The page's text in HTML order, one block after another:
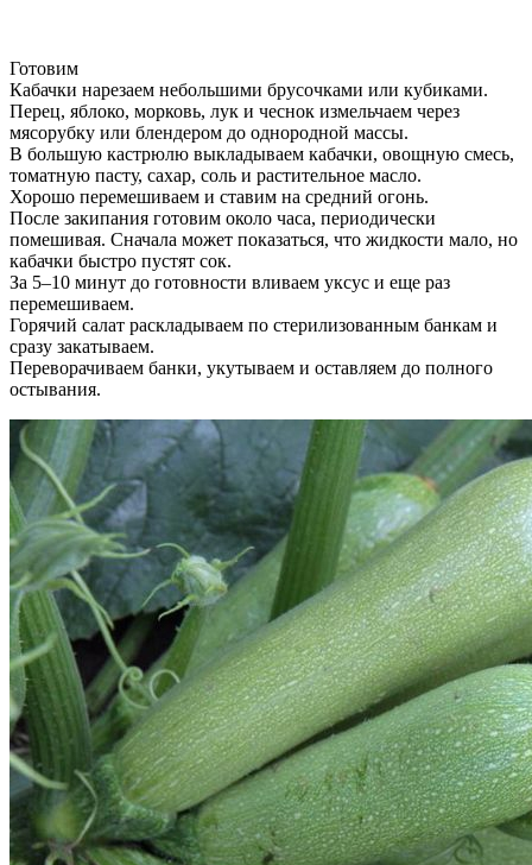
Готовим
Кабачки нарезаем небольшими брусочками или кубиками.
Перец, яблоко, морковь, лук и чеснок измельчаем через
мясорубку или блендером до однородной массы.
В большую кастрюлю выкладываем кабачки, овощную смесь,
томатную пасту, сахар, соль и растительное масло.
Хорошо перемешиваем и ставим на средний огонь.
После закипания готовим около часа, периодически
помешивая. Сначала может показаться, что жидкости мало, но
кабачки быстро пустят сок.
За 5–10 минут до готовности вливаем уксус и еще раз
перемешиваем.
Горячий салат раскладываем по стерилизованным банкам и
сразу закатываем.
Переворачиваем банки, укутываем и оставляем до полного
остывания.